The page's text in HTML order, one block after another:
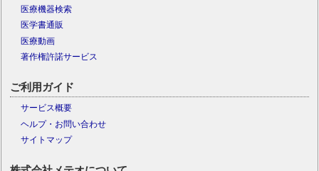
医療機器検索
医学書通販
医療動画
著作権許諾サービス
ご利用ガイド
サービス概要
ヘルプ・お問い合わせ
サイトマップ